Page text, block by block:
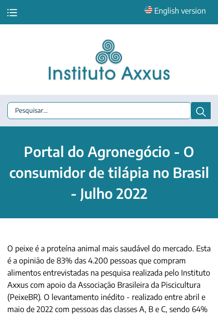
English version
Portal do Agronegócio - O
consumidor de tilápia no Brasil
- Julho 2022
O peixe é a proteína animal mais saudável do mercado. Esta
é a opinião de 83% das 4.200 pessoas que compram
alimentos entrevistadas na pesquisa realizada pelo Instituto
Axxus com apoio da Associação Brasileira da Piscicultura
(PeixeBR). O levantamento inédito - realizado entre abril e
maio de 2022 com pessoas das classes A, B e C, sendo 64%